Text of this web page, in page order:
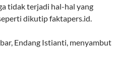
tidak terjadi hal-hal yang
dikutip faktapers.id.
Endang Istianti, menyambut